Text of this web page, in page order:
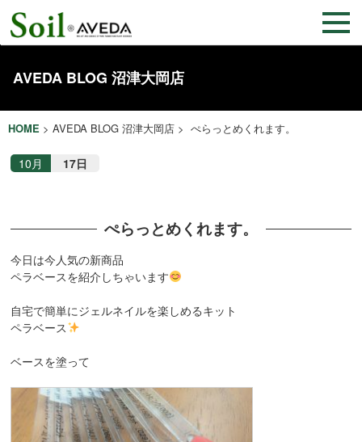
AVEDA BLOG 沼津大岡店
HOME > AVEDA BLOG 沼津大岡店 > ぺらっとめくれます。
10月 17日
ぺらっとめくれます。
今日は今人気の新商品
ペラベースを紹介 しちゃいます
自宅で簡単にジェルネイルを楽しめるキット
ペラベース
ベースを塗って